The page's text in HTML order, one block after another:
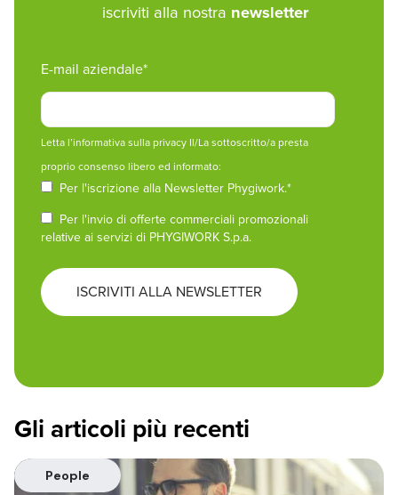
iscriviti alla nostra newsletter
E-mail aziendale*
Letta l’informativa sulla privacy Il/La sottoscritto/a presta
proprio consenso libero ed informato:
Per l'iscrizione alla Newsletter Phygiwork.*
Per l'invio di offerte commerciali promozionali
relative ai servizi di PHYGIWORK S.p.a.
Gli articoli più recenti
People